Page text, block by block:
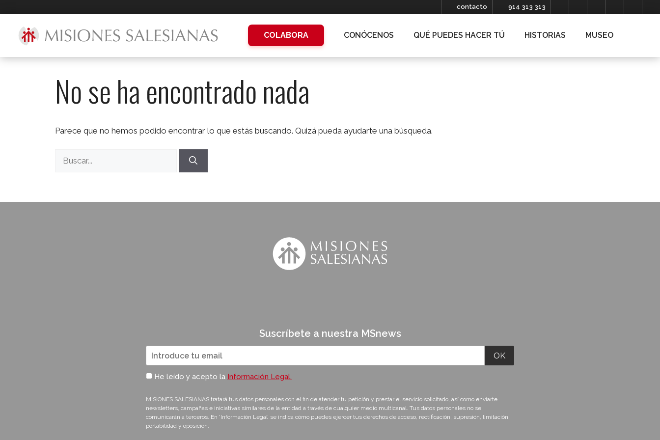
contacto 914 313 313
COLABORA CONÓCENOS QUÉ PUEDES HACER TÚ HISTORIAS MUSEO
No se ha encontrado nada
Parece que no hemos podido encontrar lo que estás buscando. Quizá pueda ayudarte una búsqueda.
Suscríbete a nuestra MSnews
He leído y acepto la Información Legal.
MISIONES SALESIANAS tratará tus datos personales con el fin de atender tu petición y prestar el servicio solicitado, así como enviarte
newsletters, campañas e iniciativas similares de la entidad a través de cualquier medio multicanal. Tus datos personales no se
comunicarán a terceros. En 'Información Legal’ se indica cómo puedes ejercer tus derechos de acceso, rectificación, supresión, limitación,
portabilidad y oposición.